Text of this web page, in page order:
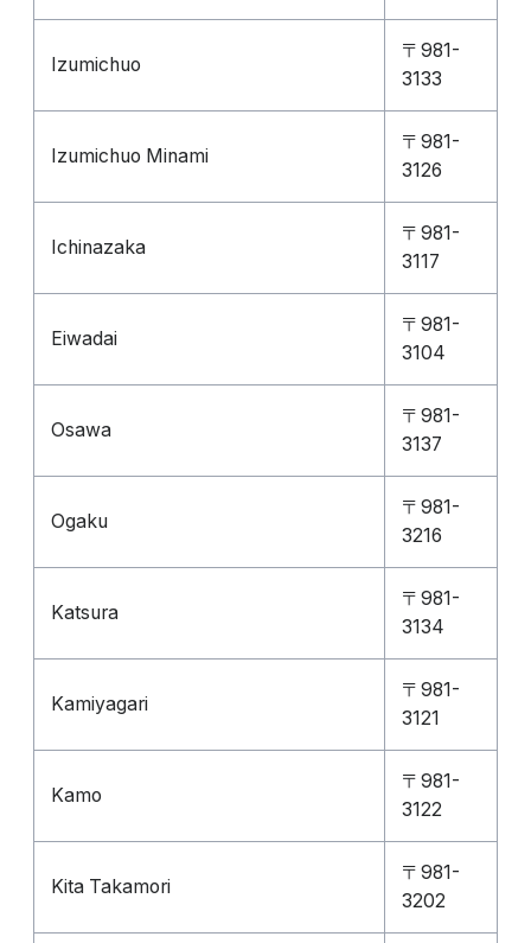
Izumichuo
〒981-
3133
Izumichuo Minami
〒981-
3126
Ichinazaka
〒981-
3117
Eiwadai
〒981-
3104
Osawa
〒981-
3137
Ogaku
〒981-
3216
Katsura
〒981-
3134
Kamiyagari
〒981-
3121
Kamo
〒981-
3122
Kita Takamori
〒981-
3202